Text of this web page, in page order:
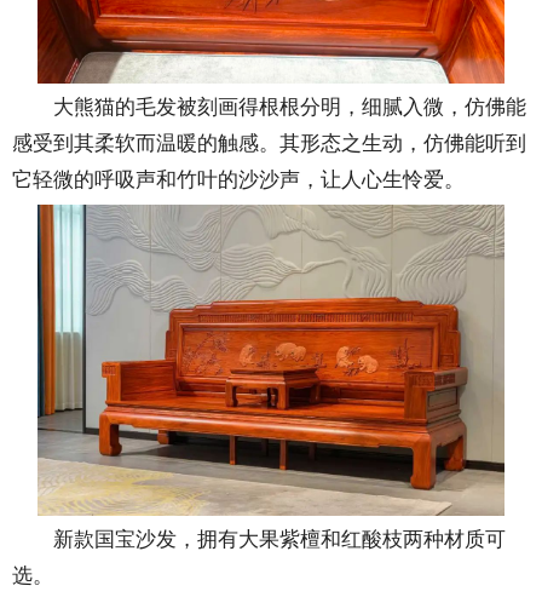
大熊猫的毛发被刻画得根根分明，细腻入微，仿佛能
感受到其柔软而温暖的触感。其形态之生动，仿佛能听到
它轻微的呼吸声和竹叶的沙沙声，让人心生怜爱。
新款国宝沙发，拥有大果紫檀和红酸枝两种材质可
选。